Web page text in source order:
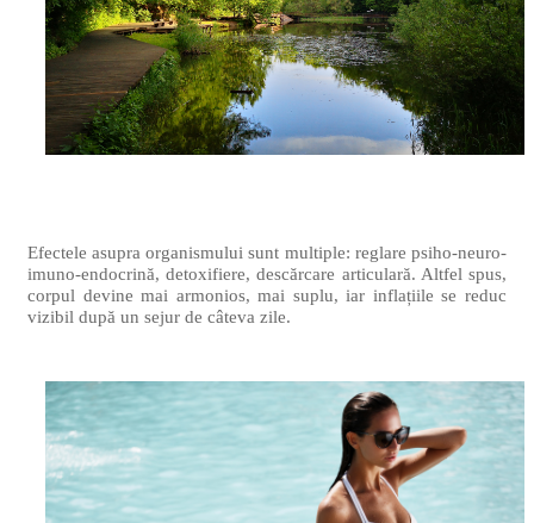
Efectele asupra organismului sunt multiple: reglare psiho-neuro-
imuno-endocrină, detoxifiere, descărcare articulară. Altfel spus,
corpul devine mai armonios, mai suplu, iar inflațiile se reduc
vizibil după un sejur de câteva zile.